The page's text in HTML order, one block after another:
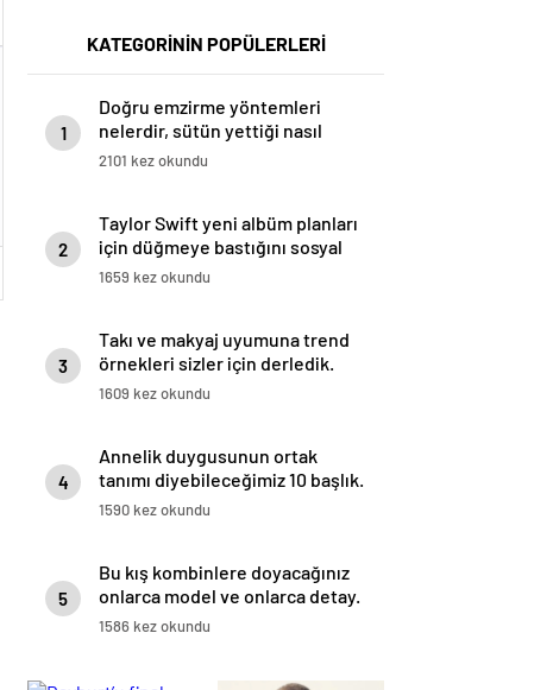
KATEGORİNİN POPÜLERLERİ
1
Doğru emzirme yöntemleri
nelerdir, sütün yettiği nasıl
anlaşılır?
2101 kez okundu
2
Taylor Swift yeni albüm planları
için düğmeye bastığını sosyal
medyadan duyurdu!
1659 kez okundu
3
Takı ve makyaj uyumuna trend
örnekleri sizler için derledik.
1609 kez okundu
4
Annelik duygusunun ortak
tanımı diyebileceğimiz 10 başlık.
1590 kez okundu
5
Bu kış kombinlere doyacağınız
onlarca model ve onlarca detay.
1586 kez okundu